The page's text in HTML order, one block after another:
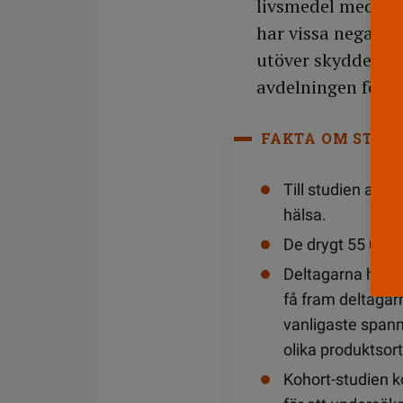
livsmedel med
har vissa
utöver skyddet
avdelningen för
FAKTA OM
Till studien
hälsa.
De drygt 55 000
Deltagarna
få fram
vanligaste
olika
Kohort-studien